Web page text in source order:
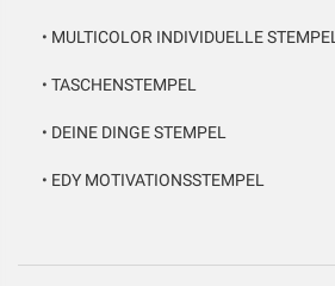
• MULTICOLOR INDIVIDUELLE STEMPEL
• TASCHENSTEMPEL
• DEINE DINGE STEMPEL
• EDY MOTIVATIONSSTEMPEL